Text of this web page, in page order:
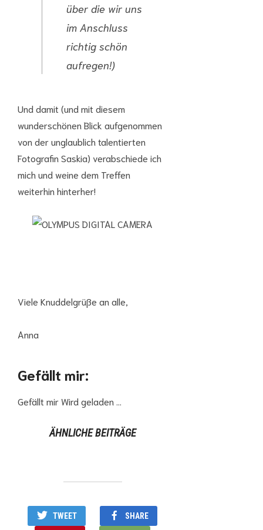
über die wir uns
im Anschluss
richtig schön
aufregen!)
Und damit (und mit diesem
wunderschönen Blick aufgenommen
von der unglaublich talentierten
Fotografin Saskia) verabschiede ich
mich und weine dem Treffen
weiterhin hinterher!
Viele Knuddelgrüße an alle,
Anna
Gefällt mir:
Gefällt mirWird geladen …
ÄHNLICHE BEITRÄGE
TWEET SHARE